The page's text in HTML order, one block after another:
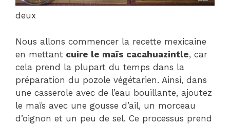
deux
Nous allons commencer la recette mexicaine
en mettant cuire le maïs cacahuazintle, car
cela prend la plupart du temps dans la
préparation du pozole végétarien. Ainsi, dans
une casserole avec de l’eau bouillante, ajoutez
le maïs avec une gousse d’ail, un morceau
d’oignon et un peu de sel. Ce processus prend